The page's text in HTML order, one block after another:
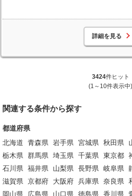
詳細を見る
3424件ヒット
(1～10件表示中)
関連する条件から探す
都道府県
北海道
青森県 岩手県 宮城県 秋田県
栃木県
群馬県 埼玉県 千葉県 東京都
石川県
福井県 山梨県 長野県 岐阜県
滋賀県
京都府 大阪府 兵庫県 奈良県
岡山県
広島県 山口県 徳島県 香川県